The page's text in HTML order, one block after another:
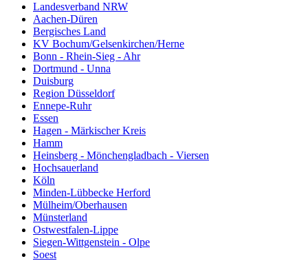
Landesverband NRW
Aachen-Düren
Bergisches Land
KV Bochum/Gelsenkirchen/Herne
Bonn - Rhein-Sieg - Ahr
Dortmund - Unna
Duisburg
Region Düsseldorf
Ennepe-Ruhr
Essen
Hagen - Märkischer Kreis
Hamm
Heinsberg - Mönchengladbach - Viersen
Hochsauerland
Köln
Minden-Lübbecke Herford
Mülheim/Oberhausen
Münsterland
Ostwestfalen-Lippe
Siegen-Wittgenstein - Olpe
Soest